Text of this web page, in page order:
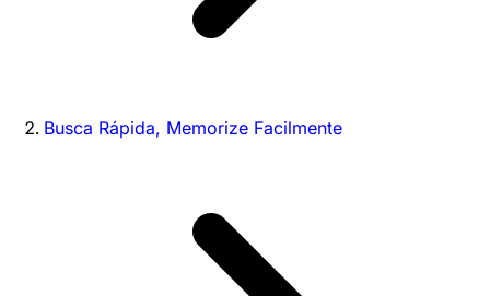
Busca Rápida, Memorize Facilmente